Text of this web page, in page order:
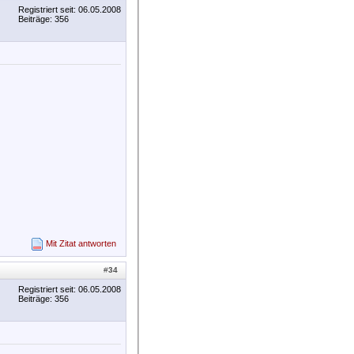
Registriert seit: 06.05.2008
Beiträge: 356
Mit Zitat antworten
#34
Registriert seit: 06.05.2008
Beiträge: 356